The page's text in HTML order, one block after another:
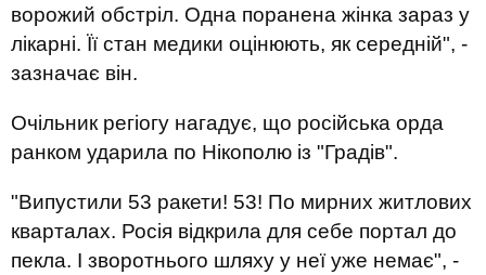
ворожий обстріл. Одна поранена жінка зараз у
лікарні. Її стан медики оцінюють, як середній", -
зазначає він.
Очільник регіогу нагадує, що російська орда
ранком ударила по Нікополю із "Градів".
"Випустили 53 ракети! 53! По мирних житлових
кварталах. Росія відкрила для себе портал до
пекла. І зворотнього шляху у неї уже немає", -